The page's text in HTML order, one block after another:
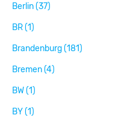
Berlin (37)
BR (1)
Brandenburg (181)
Bremen (4)
BW (1)
BY (1)